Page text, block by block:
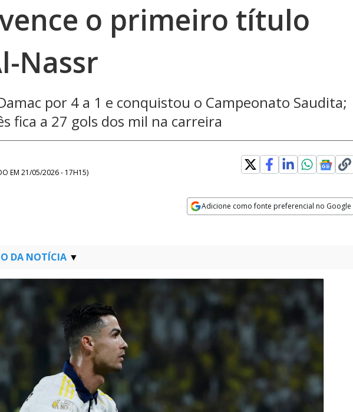
o primeiro título
Nassr
por 4 a 1 e conquistou o Campeonato Saudita;
fica a 27 gols dos mil na carreira
EM 21/05/2026 - 17H15)
Adicione como fonte preferencial no Google
DA NOTÍCIA